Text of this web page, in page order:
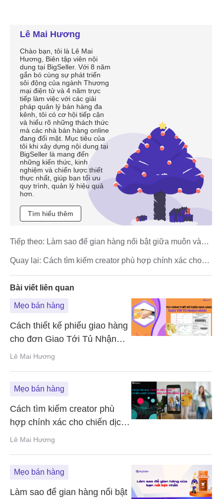
Lê Mai Hương
Chào bạn, tôi là Lê Mai
Hương, Biên tập viên nội
dung tại BigSeller. Với 8 năm
gắn bó cùng sự phát triển
sôi động của ngành Thương
mại điện tử và 4 năm trực
tiếp làm việc với các giải
pháp quản lý bán hàng đa
kênh, tôi có cơ hội tiếp cận
và hiểu rõ những thách thức
mà các nhà bán hàng online
đang đối mặt. Mục tiêu của
tôi khi xây dựng nội dung tại
BigSeller là mang đến
những kiến thức, kinh
nghiệm và chiến lược thiết
thực nhất, giúp bạn tối ưu
quy trình, quản lý hiệu quả
hơn.
Tìm hiểu thêm
Quay lại: Cách tìm kiếm creator phù hợp chính xác cho
Tiếp theo: Làm sao để gian hàng nổi bật giữa muôn vàng
Bài viết liên quan
Mẹo bán hàng
Cách thiết kế phiếu giao hàng
cho đơn Giao Tới Tủ Nhận
Hàng
Lê Mai Hương
Mẹo bán hàng
Cách tìm kiếm creator phù
hợp chính xác cho chiến dịch
marketing TikTok 2025
Lê Mai Hương
Mẹo bán hàng
Làm sao để gian hàng nổi bật